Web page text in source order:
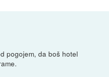
pogojem, da boš hotel